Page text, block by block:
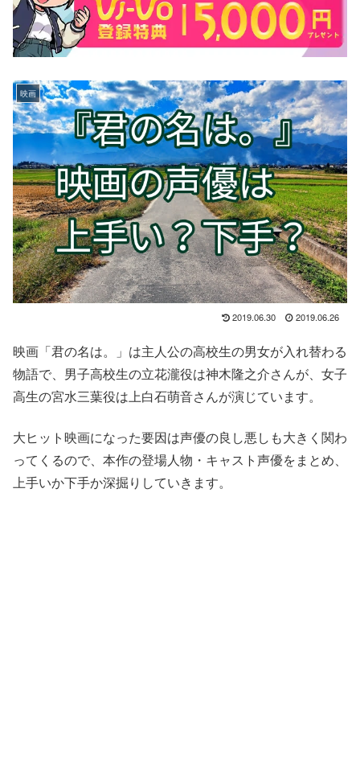
映画
2019.06.30 2019.06.26
映画 「君の名は。」 は主人公の高校生の男女が入れ替わる
物語で、男子高校生の立花瀧役は神木隆之介さんが、女子
高生の宮水三葉役は上白石萌音さんが演じています。
大ヒット映画になった要因は声優の良し悪し も大きく関わ
ってくるので、本作の登場人物・ キャスト声優をまとめ
上手いか下手か深掘りしていきます。